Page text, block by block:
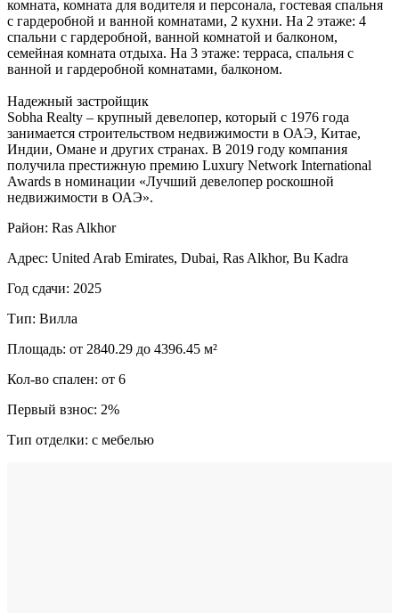
комната, комната для водителя и персонала, гостевая спальня
с гардеробной и ванной комнатами, 2 кухни. На 2 этаже: 4
спальни с гардеробной, ванной комнатой и балконом,
семейная комната отдыха. На 3 этаже: терраса, спальня с
ванной и гардеробной комнатами, балконом.
Надежный застройщик
Sobha Realty – крупный девелопер, который с 1976 года
занимается строительством недвижимости в ОАЭ, Китае,
Индии, Омане и других странах. В 2019 году компания
получила престижную премию Luxury Network International
Awards в номинации «Лучший девелопер роскошной
недвижимости в ОАЭ».
Район: Ras Alkhor
Адрес: United Arab Emirates, Dubai, Ras Alkhor, Bu Kadra
Год сдачи: 2025
Тип: Вилла
Площадь: от 2840.29 до 4396.45 м²
Кол-во спален: от 6
Первый взнос: 2%
Тип отделки: с мебелью